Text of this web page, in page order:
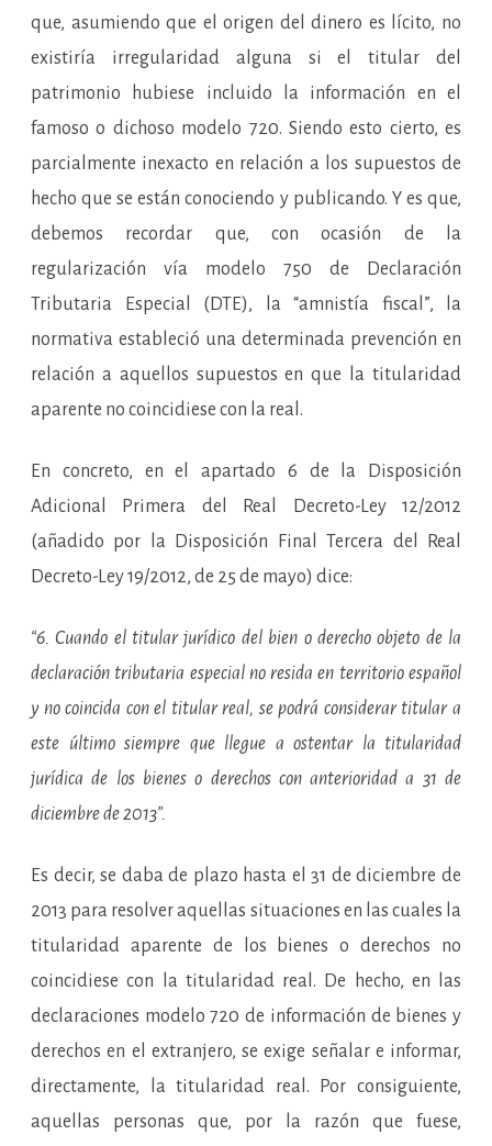
que, asumiendo que el origen del dinero es lícito, no
existiría irregularidad alguna si el titular del
patrimonio hubiese incluido la información en el
famoso o dichoso modelo 720. Siendo esto cierto, es
parcialmente inexacto en relación a los supuestos de
hecho que se están conociendo y publicando. Y es que,
debemos recordar que, con ocasión de la
regularización vía modelo 750 de Declaración
Tributaria Especial (DTE), la “amnistía fiscal”, la
normativa estableció una determinada prevención en
relación a aquellos supuestos en que la titularidad
aparente no coincidiese con la real.
En concreto, en el apartado 6 de la Disposición
Adicional Primera del Real Decreto-Ley 12/2012
(añadido por la Disposición Final Tercera del Real
Decreto-Ley 19/2012, de 25 de mayo) dice:
“6. Cuando el titular jurídico del bien o derecho objeto de la
declaración tributaria especial no resida en territorio español
y no coincida con el titular real, se podrá considerar titular a
este último siempre que llegue a ostentar la titularidad
jurídica de los bienes o derechos con anterioridad a 31 de
diciembre de 2013”.
Es decir, se daba de plazo hasta el 31 de diciembre de
2013 para resolver aquellas situaciones en las cuales la
titularidad aparente de los bienes o derechos no
coincidiese con la titularidad real. De hecho, en las
declaraciones modelo 720 de información de bienes y
derechos en el extranjero, se exige señalar e informar,
directamente, la titularidad real. Por consiguiente,
aquellas personas que, por la razón que fuese,